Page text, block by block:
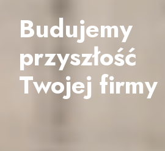
Budujemy
przyszłość
Twojej firmy